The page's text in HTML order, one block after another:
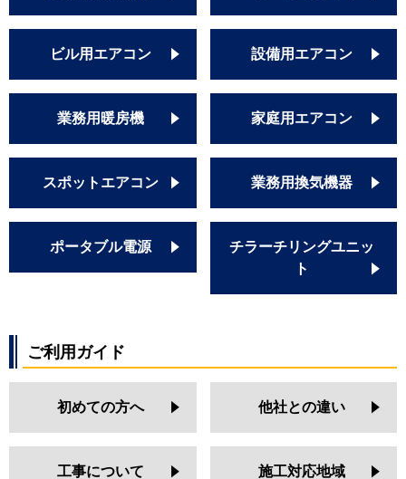
ビル用エアコン 設備用エアコン
業務用暖房機 家庭用エアコン
スポットエアコン 業務用換気機器
ポータブル電源
チラーチリングユニッ
ト
ご利用ガイド
初めての方へ 他社との違い
工事について 施工対応地域